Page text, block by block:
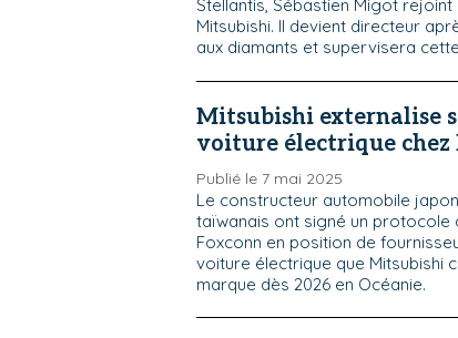
Stellantis, Sébastien Migot rejoint
Mitsubishi. Il devient directeur
aux diamants et supervisera
Mitsubishi externalise
voiture électrique chez
Publié le 7 mai 2025
Le constructeur automobile
taïwanais ont signé un protocole
Foxconn en position de
voiture électrique que Mitsubishi
marque dès 2026 en Océanie.